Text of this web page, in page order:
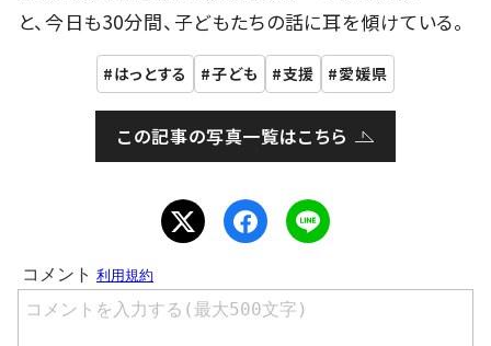
と、今日も30分間、子どもたちの話に耳を傾けている。
はっとする 子ども 支援 愛媛県
この記事の写真一覧はこちら